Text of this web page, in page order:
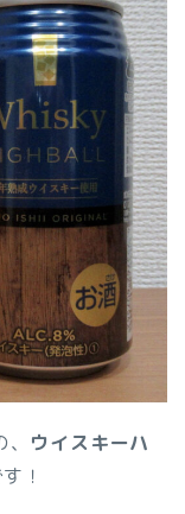
ウイスキーハ
！